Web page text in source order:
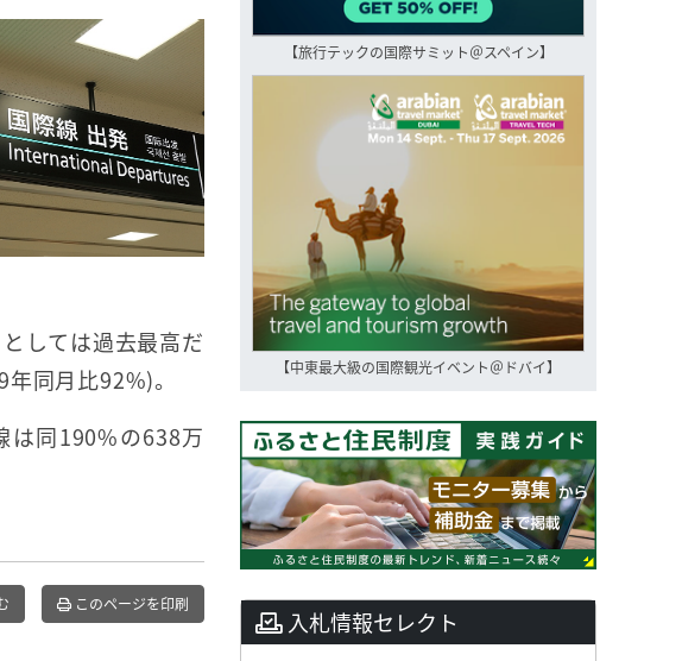
しては過去最高だ
同月比92%)。
は同190%の638万
このページを印刷
【旅行テックの国際サミット＠スペイン】
【中東最大級の国際観光イベント＠ドバイ】
入札情報セレクト